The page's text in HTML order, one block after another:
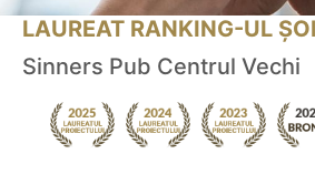
LAUREAT RANKING-UL
Sinners Pub Centrul Vechi